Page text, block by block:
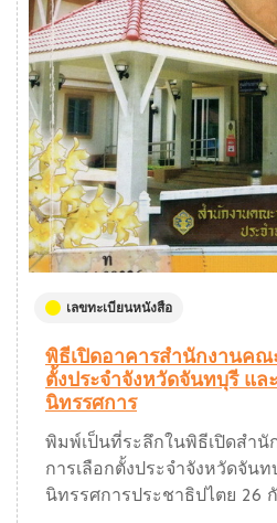
เลขทะเบียนหนังสือ
พิธีเปิดอาคารสำนักงานคณ
ตั้งประจำจังหวัดจันทบุรี แล
นิทรรศการ
พิมพ์เป็นที่ระลึกในพิธีเปิดสำ
การเลือกตั้งประจำจังหวัดจัน
นิทรรศการประชาธิปไตย 26